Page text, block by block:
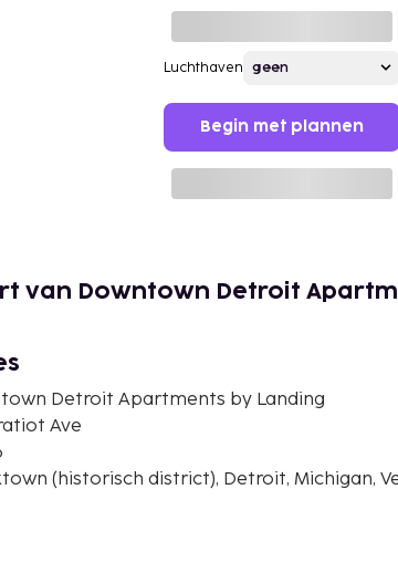
Luchthaven
Begin met plannen
van Downtown Detroit
Detroit Apartments by Landing
Ave
(historisch district), Detroit, Michigan,